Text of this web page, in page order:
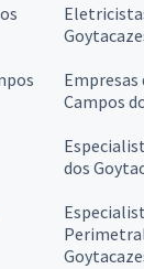
Campos
dos